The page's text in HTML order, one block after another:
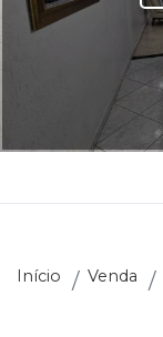
Início Venda